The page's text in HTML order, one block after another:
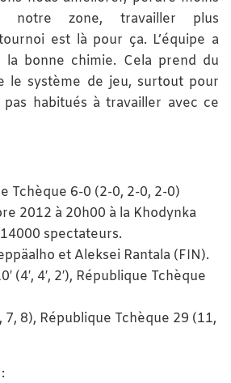
notre zone, travailler plus
est là pour ça. L’équipe a
bonne chimie. Cela prend du
le système de jeu, surtout pour
pas habitués à travailler avec ce
Tchèque 6-0 (2-0, 2-0, 2-0)
2012 à 20h00 à la Khodynka
spectateurs.
et Aleksei Rantala (FIN).
(4′, 4′, 2′), République Tchèque
7, 8), République Tchèque 29 (11,